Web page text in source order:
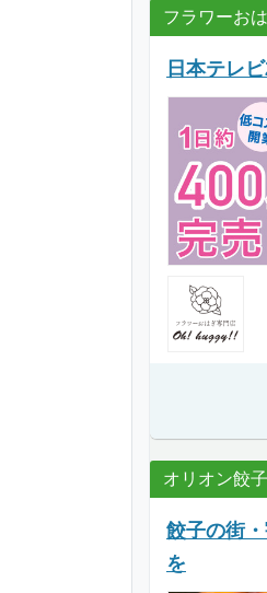
フラワーお
日本テレ
オリオン餃子
餃子の街
を